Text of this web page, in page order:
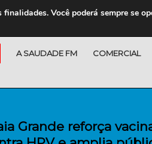
A SAUDADE FM COMERCIAL
Grande reforça
Você poderá sempre se